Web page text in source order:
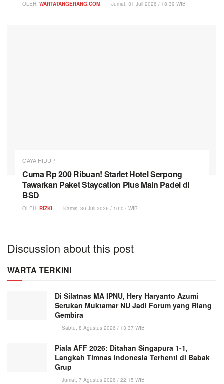
OLEH: WARTATANGERANG.COM Jumat, 31 Juli 2026 / 18:39 WIB
GAYA HIDUP
Cuma Rp 200 Ribuan! Starlet Hotel Serpong
Tawarkan Paket Staycation Plus Main Padel di
BSD
OLEH: RIZKI Kamis, 30 Juli 2026 / 10:07 WIB
Discussion about this post
WARTA TERKINI
Di Silatnas MA IPNU, Hery Haryanto Azumi
Serukan Muktamar NU Jadi Forum yang Riang
Gembira
Sabtu, 8 Agustus 2026 / 13:37 WIB
Piala AFF 2026: Ditahan Singapura 1-1,
Langkah Timnas Indonesia Terhenti di Babak
Grup
Jumat, 7 Agustus 2026 / 22:15 WIB